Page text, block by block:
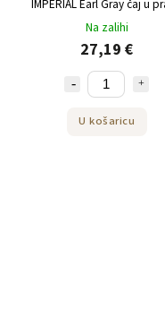
IMPERIAL Earl Gray čaj u
225 g
Na zalihi
27,19 €
U košaricu